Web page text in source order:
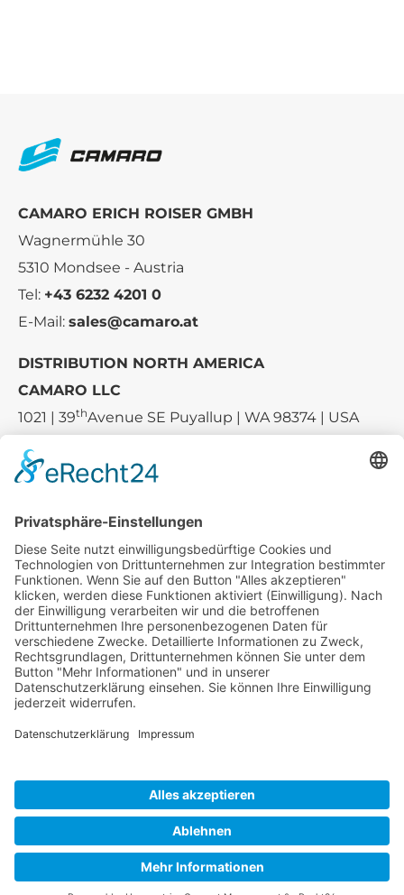
CAMARO ERICH ROISER GMBH
Wagnermühle 30
5310 Mondsee - Austria
Tel: +43 6232 4201 0
E-Mail: sales@camaro.at
DISTRIBUTION NORTH AMERICA
CAMARO LLC
1021 | 39thAvenue SE Puyallup | WA 98374 | USA
Tel.:+1 253-867-57 35
Unternehmen
Service
Media
© 2026 - Camaro Erich Roiser GmbH
AGB Impressum